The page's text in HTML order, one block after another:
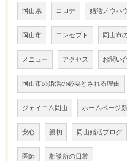
岡山県 コロナ 婚活ノウハ
岡山市 コンセプト 岡山市
メニュー アクセス お問い
岡山市の婚活の必要とされる理由
ジェイエム岡山 ホームページ
安心 親切 岡山婚活ブログ
医師 相談所の日常